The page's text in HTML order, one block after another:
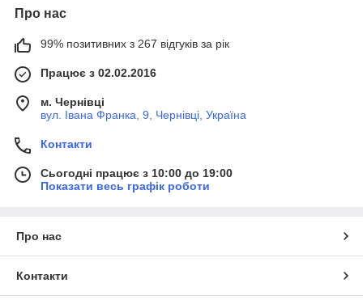
Про нас
99% позитивних з 267 відгуків за рік
Працює з 02.02.2016
м. Чернівці
вул. Івана Франка, 9, Чернівці, Україна
Контакти
Сьогодні працює з 10:00 до 19:00
Показати весь графік роботи
Про нас
Контакти